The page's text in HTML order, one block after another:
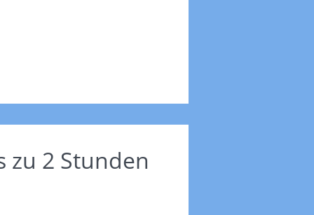
zu 2 Stunden